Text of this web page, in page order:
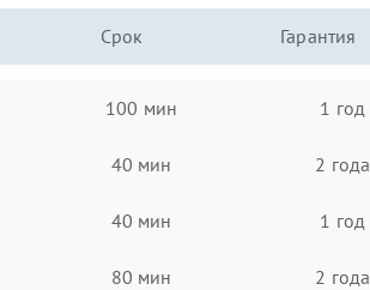
Срок Гарантия
100 мин 1 год
40 мин 2 года
40 мин 1 год
80 мин 2 года